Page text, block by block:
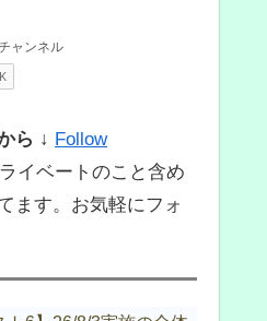
ら ↓ Follow
イベートのこと含め
ます。お気軽にフォ